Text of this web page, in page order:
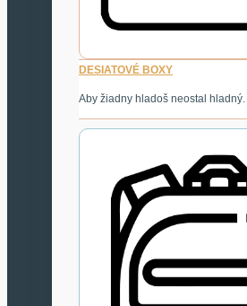
DESIATOVÉ BOXY
Aby žiadny hladoš neostal hladný.